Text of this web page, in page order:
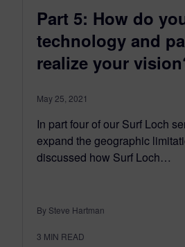
Part 5: How do
technology and
realize your
May 25, 2021
In part four of our Surf Loch
expand the geographic
discussed how Surf Loch…
By Steve Hartman
3 MIN READ